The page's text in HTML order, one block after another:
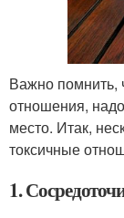
Важно помнить,
отношения,
место. Итак,
токсичные
1.